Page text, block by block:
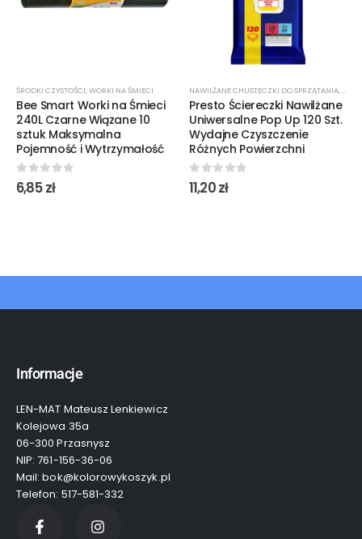
ŚRODKI CZYSTOŚCI,WORKI NA ŚMIECI
Bee Smart Worki na Śmieci
240L Czarne Wiązane 10
sztuk Maksymalna
Pojemność i Wytrzymałość
0out of 5
6,85zł
NAWILŻANE CHUSTECZKI DO SPRZĄTANIA,
Presto Ściereczki Nawilżane
Uniwersalne Pop Up 120 Szt.
Wydajne Czyszczenie
Różnych Powierzchni
0out of 5
11,20zł
Informacje
LEN-MAT Mateusz Lenkiewicz
Kolejowa 35a
06-300 Przasnysz
NIP: 761-156-36-06
Mail: bok@kolorowykoszyk.pl
Telefon: 517-581-332